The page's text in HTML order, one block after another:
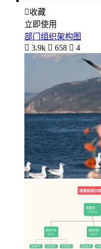
收藏
立即使用
部门组织架构图
 3.9k  658  4